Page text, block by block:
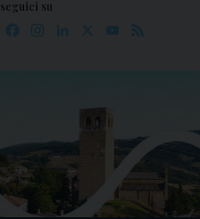
seguici su
Facebook
Instagram
LinkedIn YouTube